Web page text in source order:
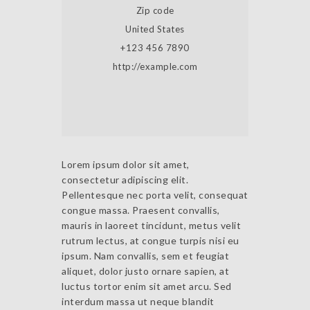
Zip code
United States
+123 456 7890
http://example.com
Lorem ipsum dolor sit amet,
consectetur adipiscing elit.
Pellentesque nec porta velit, consequat
congue massa. Praesent convallis,
mauris in laoreet tincidunt, metus velit
rutrum lectus, at congue turpis nisi eu
ipsum. Nam convallis, sem et feugiat
aliquet, dolor justo ornare sapien, at
luctus tortor enim sit amet arcu. Sed
interdum massa ut neque blandit